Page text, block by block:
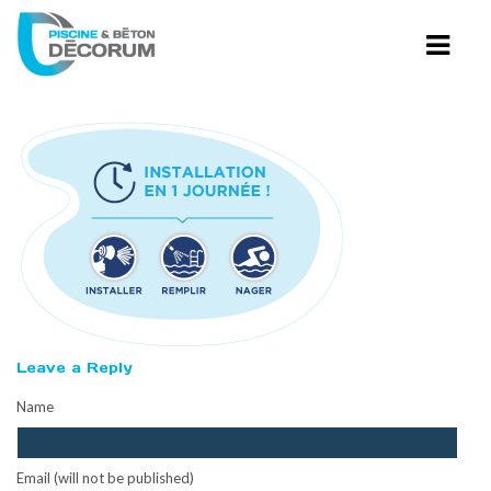
PISCINES CREUSÉES
PISCINE TRADITION
PISCINE HYBRIDE
PISCINES AVEC PLAGE
PISCINE GUNITE
PISCINES AVEC PLAGE
AMÉNAGEMENT DE BÉTON
RESTAURATION DE PISCINE
Leave a Reply
Name
Email (will not be published)